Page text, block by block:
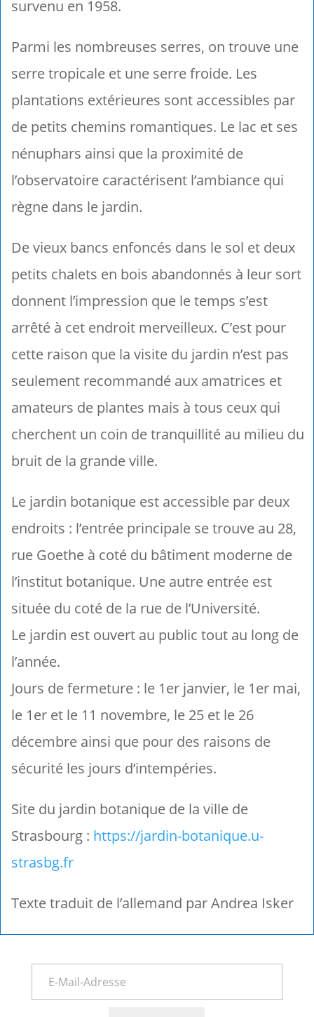
survenu en 1958.
Parmi les nombreuses serres, on trouve une
serre tropicale et une serre froide. Les
plantations extérieures sont accessibles par
de petits chemins romantiques. Le lac et ses
nénuphars ainsi que la proximité de
l’observatoire caractérisent l’ambiance qui
règne dans le jardin.
De vieux bancs enfoncés dans le sol et deux
petits chalets en bois abandonnés à leur sort
donnent l’impression que le temps s’est
arrêté à cet endroit merveilleux. C’est pour
cette raison que la visite du jardin n’est pas
seulement recommandé aux amatrices et
amateurs de plantes mais à tous ceux qui
cherchent un coin de tranquillité au milieu du
bruit de la grande ville.
Le jardin botanique est accessible par deux
endroits : l’entrée principale se trouve au 28,
rue Goethe à coté du bâtiment moderne de
l’institut botanique. Une autre entrée est
située du coté de la rue de l’Université.
Le jardin est ouvert au public tout au long de
l’année.
Jours de fermeture : le 1er janvier, le 1er mai,
le 1er et le 11 novembre, le 25 et le 26
décembre ainsi que pour des raisons de
sécurité les jours d’intempéries.
Site du jardin botanique de la ville de
Strasbourg : https://jardin-botanique.u-
strasbg.fr
Texte traduit de l’allemand par Andrea Isker